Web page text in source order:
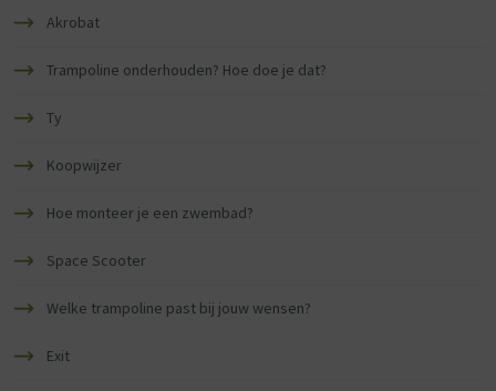
Akrobat
Trampoline onderhouden? Hoe doe je dat?
Ty
Koopwijzer
Hoe monteer je een zwembad?
Space Scooter
Welke trampoline past bij jouw wensen?
Exit